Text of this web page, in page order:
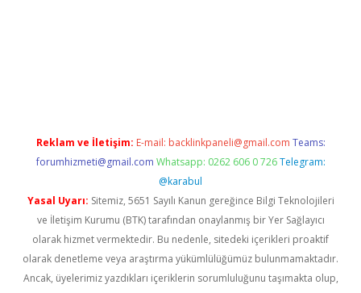
Reklam ve İletişim: E-mail: backlinkpaneli@gmail.com Teams:
forumhizmeti@gmail.com Whatsapp: 0262 606 0 726 Telegram:
@karabul
Yasal Uyarı: Sitemiz, 5651 Sayılı Kanun gereğince Bilgi Teknolojileri
ve İletişim Kurumu (BTK) tarafından onaylanmış bir Yer Sağlayıcı
olarak hizmet vermektedir. Bu nedenle, sitedeki içerikleri proaktif
olarak denetleme veya araştırma yükümlülüğümüz bulunmamaktadır.
Ancak, üyelerimiz yazdıkları içeriklerin sorumluluğunu taşımakta olup,